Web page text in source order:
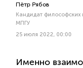
Пётр Рябов
Кандидат
МПГУ
25 июля 2022, 00:00
Именно